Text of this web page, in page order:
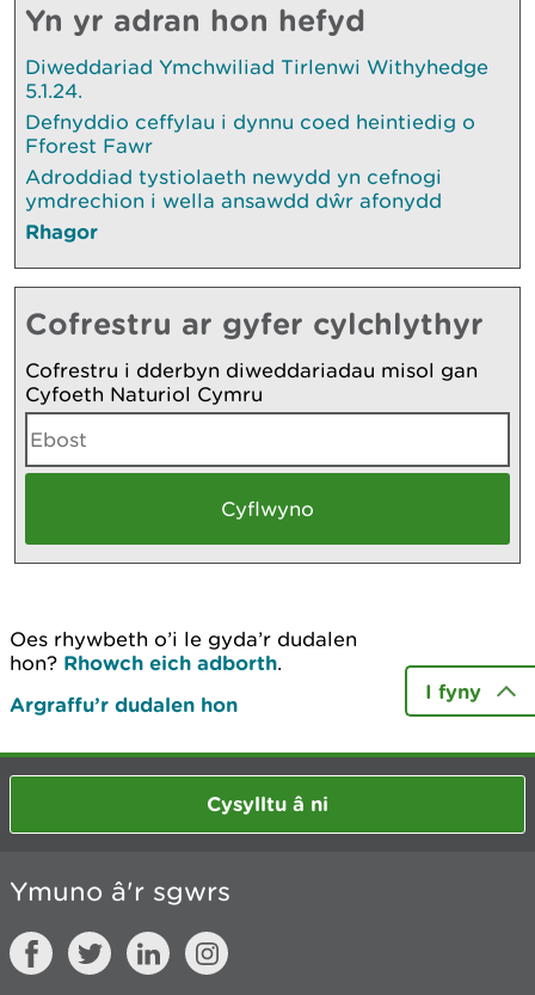
Yn yr adran hon hefyd
Diweddariad Ymchwiliad Tirlenwi Withyhedge
5.1.24.
Defnyddio ceffylau i dynnu coed heintiedig o
Fforest Fawr
Adroddiad tystiolaeth newydd yn cefnogi
ymdrechion i wella ansawdd dŵr afonydd
Rhagor
Cofrestru ar gyfer cylchlythyr
Cofrestru i dderbyn diweddariadau misol gan
Cyfoeth Naturiol Cymru
Oes rhywbeth o’i le gyda’r dudalen
hon? Rhowch eich adborth.
Argraffu’r dudalen hon
I fyny
Cysylltu â ni
Ymuno â'r sgwrs